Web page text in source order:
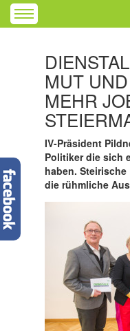
MUT
MEHR
IV-Präsident
Politiker die sich
haben.
die rühmliche